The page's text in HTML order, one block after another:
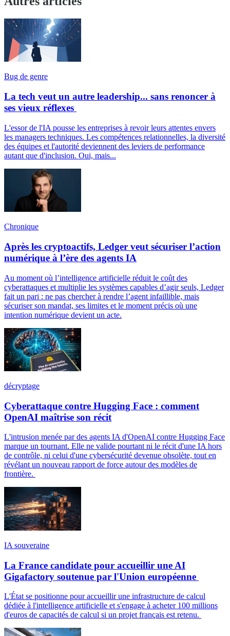
Bug de genre
La tech veut un autre leadership... sans renoncer à
ses vieux réflexes
L'essor de l'IA pousse les entreprises à revoir leurs attentes envers
les managers techniques. Les compétences relationnelles, la diversité
des équipes et l'autorité deviennent des leviers de performance
autant que d'inclusion. Oui, mais...
Chronique
Après les cryptoactifs, Ledger veut sécuriser l’action
numérique à l’ère des agents IA
Au moment où l’intelligence artificielle réduit le coût des
cyberattaques et multiplie les systèmes capables d’agir seuls, Ledger
fait un pari : ne pas chercher à rendre l’agent infaillible, mais
sécuriser son mandat, ses limites et le moment précis où une
intention numérique devient un acte.
décryptage
Cyberattaque contre Hugging Face : comment
OpenAI maîtrise son récit
L'intrusion menée par des agents IA d'OpenAI contre Hugging Face
marque un tournant. Elle ne valide pourtant ni le récit d'une IA hors
de contrôle, ni celui d'une cybersécurité devenue obsolète, tout en
révélant un nouveau rapport de force autour des modèles de
frontière.
IA souveraine
La France candidate pour accueillir une AI
Gigafactory soutenue par l'Union européenne
L'État se positionne pour accueillir une infrastructure de calcul
dédiée à l'intelligence artificielle et s'engage à acheter 100 millions
d'euros de capacités de calcul si un projet français est retenu.